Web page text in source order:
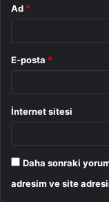
Ad *
E-posta *
İnternet sitesi
Daha sonraki
adresim ve site